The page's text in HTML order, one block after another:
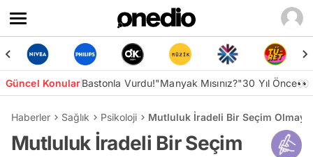
Güncel KonularBastonla Vurdu!"Manyak Mısınız?"30 Yıl Önce👀
Haberler Sağlık Psikoloji Mutluluk İradeli Bir Seçim
Mutluluk İradeli Bir Seçim